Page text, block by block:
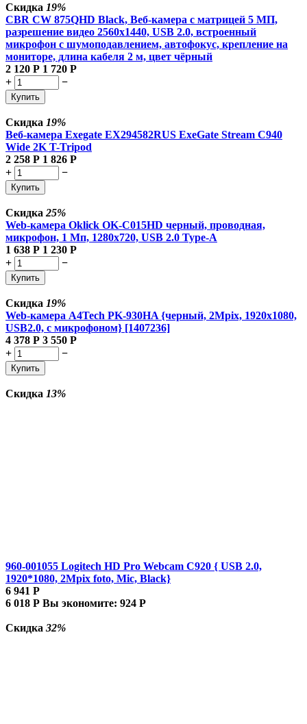
Скидка 19%
CBR CW 875QHD Black, Веб-камера с матрицей 5 МП,
разрешение видео 2560х1440, USB 2.0, встроенный
микрофон с шумоподавлением, автофокус, крепление на
мониторе, длина кабеля 2 м, цвет чёрный
2 120 Р 1 720 Р
+
−
Купить
Скидка 19%
Веб-камера Exegate EX294582RUS ExeGate Stream C940
Wide 2K T-Tripod
2 258 Р 1 826 Р
+
−
Купить
Скидка 25%
Web-камера Oklick OK-C015HD черный, проводная,
микрофон, 1 Мп, 1280x720, USB 2.0 Type-A
1 638 Р 1 230 Р
+
−
Купить
Скидка 19%
Web-камера A4Tech PK-930HA {черный, 2Mpix, 1920x1080,
USB2.0, с микрофоном} [1407236]
4 378 Р 3 550 Р
+
−
Купить
Скидка 13%
960-001055 Logitech HD Pro Webcam C920 { USB 2.0,
1920*1080, 2Mpix foto, Mic, Black}
6 941 Р
6 018 Р Вы экономите: 924 Р
Скидка 32%